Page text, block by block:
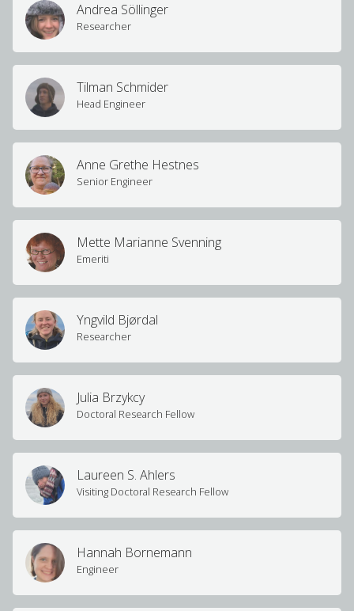
Andrea Söllinger
Researcher
Tilman Schmider
Head Engineer
Anne Grethe Hestnes
Senior Engineer
Mette Marianne Svenning
Emeriti
Yngvild Bjørdal
Researcher
Julia Brzykcy
Doctoral Research Fellow
Laureen S. Ahlers
Visiting Doctoral Research Fellow
Hannah Bornemann
Engineer